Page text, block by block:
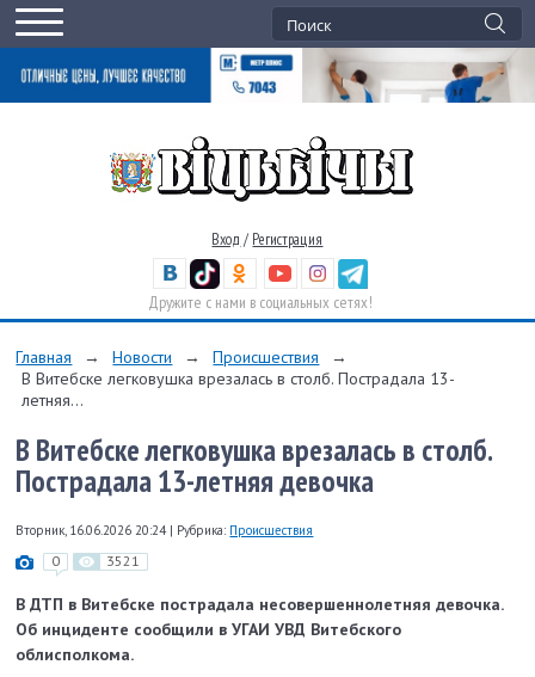
Вход / Регистрация
Дружите с нами в социальных сетях!
Главная → Новости → Происшествия
→
В Витебске легковушка врезалась в столб. Пострадала 13-
летняя...
В Витебске легковушка врезалась в столб.
Пострадала 13-летняя девочка
Вторник, 16.06.2026 20:24 | Рубрика: Происшествия
0 3521
В ДТП в Витебске пострадала несовершеннолетняя девочка.
Об инциденте сообщили в УГАИ УВД Витебского
облисполкома.